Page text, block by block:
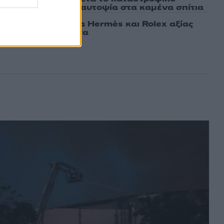
– Ξεκίνησε η αυτοψία στα καμένα σπίτια
άρπαξε τσάντα Hermès και Rolex αξίας
τουρίστα